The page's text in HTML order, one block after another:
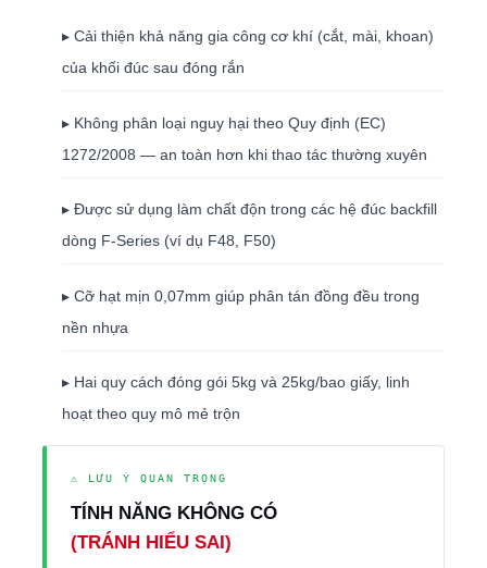
▸ Cải thiện khả năng gia công cơ khí (cắt, mài, khoan)
của khối đúc sau đóng rắn
▸ Không phân loại nguy hại theo Quy định (EC)
1272/2008 — an toàn hơn khi thao tác thường xuyên
▸ Được sử dụng làm chất độn trong các hệ đúc backfill
dòng F-Series (ví dụ F48, F50)
▸ Cỡ hạt mịn 0,07mm giúp phân tán đồng đều trong
nền nhựa
▸ Hai quy cách đóng gói 5kg và 25kg/bao giấy, linh
hoạt theo quy mô mẻ trộn
⚠ LƯU Ý QUAN TRỌNG
TÍNH NĂNG KHÔNG CÓ
(TRÁNH HIỂU SAI)